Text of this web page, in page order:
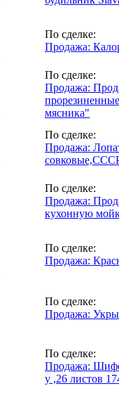
По сделке:
Продажа:
По сделке:
Продажа:
мясника"
По сделке:
Продажа:
По сделке:
Продажа:
кухонную
По сделке:
Продажа:
По сделке:
Продажа:
По сделке:
Продажа:
у ,26 листов